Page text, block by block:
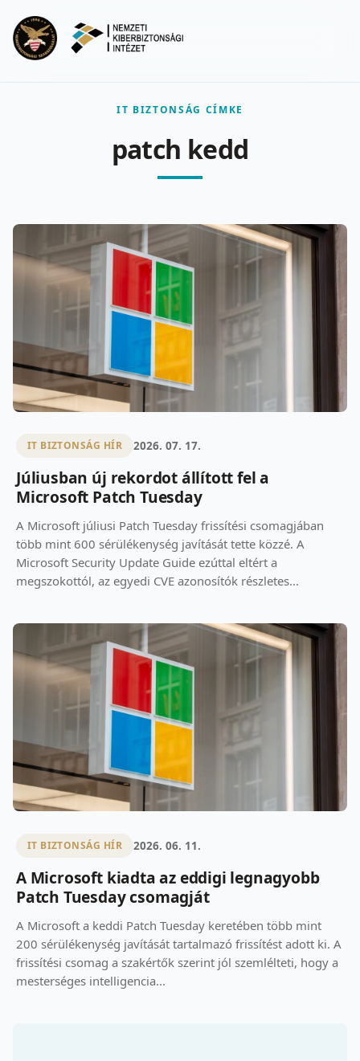
IT BIZTONSÁG CÍMKE
patch kedd
IT BIZTONSÁG HÍR 2026. 07. 17.
Júliusban új rekordot állított fel a
Microsoft Patch Tuesday
A Microsoft júliusi Patch Tuesday frissítési csomagjában
több mint 600 sérülékenység javítását tette közzé. A
Microsoft Security Update Guide ezúttal eltért a
megszokottól, az egyedi CVE azonosítók részletes...
IT BIZTONSÁG HÍR 2026. 06. 11.
A Microsoft kiadta az eddigi legnagyobb
Patch Tuesday csomagját
A Microsoft a keddi Patch Tuesday keretében több mint
200 sérülékenység javítását tartalmazó frissítést adott ki. A
frissítési csomag a szakértők szerint jól szemlélteti, hogy a
mesterséges intelligencia...